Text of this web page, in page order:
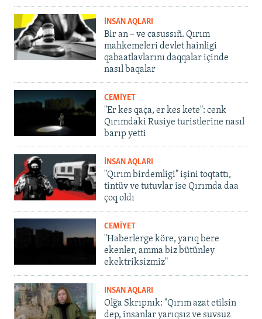
İNSAN AQLARI
Bir an – ve casussıñ. Qırım
mahkemeleri devlet hainligi
qabaatlavlarını daqqalar içinde
nasıl baqalar
CEMİYET
"Er kes qaça, er kes kete": cenk
Qırımdaki Rusiye turistlerine nasıl
barıp yetti
İNSAN AQLARI
"Qırım birdemligi" işini toqtattı,
tintüv ve tutuvlar ise Qırımda daa
çoq oldı
CEMİYET
"Haberlerge köre, yarıq bere
ekenler, amma biz bütünley
ekektriksizmiz"
İNSAN AQLARI
Olğa Skrıpnık: "Qırım azat etilsin
dep, insanlar yarıqsız ve suvsuz